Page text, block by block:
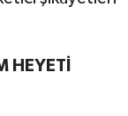
HEYETİ